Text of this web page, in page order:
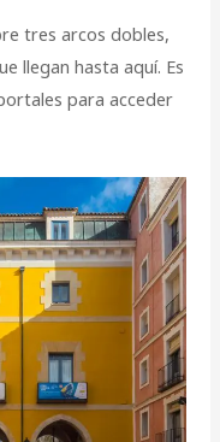
tres arcos dobles,
llegan hasta aquí. Es
para acceder